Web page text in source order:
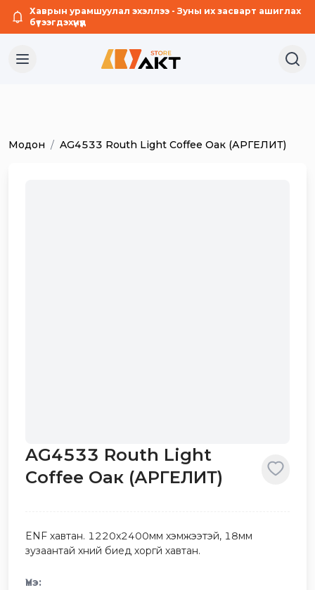
Хаврын урамшуулал эхэллээ - Зуны их засварт ашиглах
бүтээгдэхүүнүүд
Модон / AG4533 Routh Light Coffee Oaк (АРГЕЛИТ)
1
AG4533 Routh Light
Coffee Oaк (АРГЕЛИТ)
ENF хавтан. 1220x2400мм хэмжээтэй, 18мм
зузаантай хүний биед хоргүй хавтан.
Үнэ: